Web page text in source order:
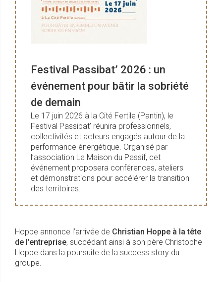
Festival Passibat’ 2026 : un
événement pour bâtir la sobriété
de demain
Le 17 juin 2026 à la Cité Fertile (Pantin), le
Festival Passibat’ réunira professionnels,
collectivités et acteurs engagés autour de la
performance énergétique. Organisé par
l’association La Maison du Passif, cet
événement proposera conférences, ateliers
et démonstrations pour accélérer la transition
des territoires.
Hoppe annonce l’arrivée de Christian Hoppe à la tête
de l’entreprise, succédant ainsi à son père Christophe
Hoppe dans la poursuite de la success story du
groupe.